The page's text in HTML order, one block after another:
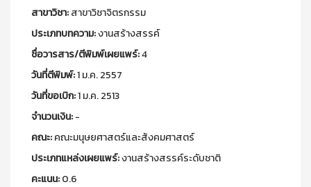
สาขาวิชา:สาขาวิชาจิตรกรรม
ประเภทบทความ:งานสร้างสรรค์
ชื่อวารสาร/ตีพิมพ์เผยแพร์:4
วันที่ตีพิมพ์:1 ม.ค. 2557
วันที่ขอเบิก:1 ม.ค. 2513
จำนวนเงิน:-
คณะ:คณะมนุษยศาสตร์และสังคมศาสตร์
ประเภทแหล่งเผยแพร์:งานสร้างสรรค์ระดับชาติ
คะแนน:0.6